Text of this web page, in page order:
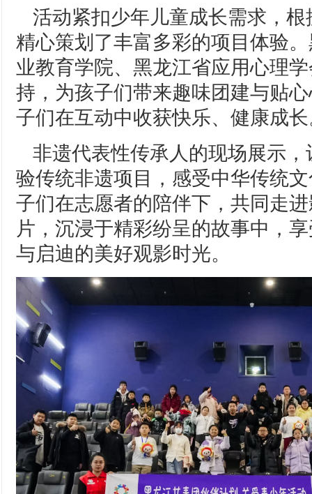
活动紧扣少年儿童成长需求，
精心策划了丰富多彩的项目体验
业教育学院、黑龙江省应用心理
持，为孩子们带来趣味团建与贴
子们在互动中收获快乐、健康成
非遗代表性传承人的现场展示
验传统非遗项目，感受中华传统
子们在志愿者的陪伴下，共同走
片，沉浸于精彩纷呈的故事中，
与启迪的美好观影时光。